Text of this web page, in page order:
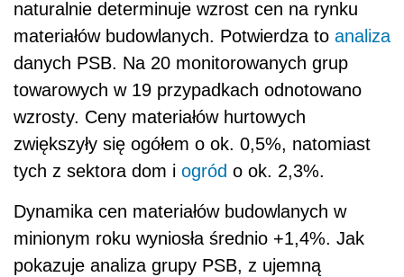
naturalnie determinuje wzrost cen na rynku
materiałów budowlanych. Potwierdza to analiza
danych PSB. Na 20 monitorowanych grup
towarowych w 19 przypadkach odnotowano
wzrosty. Ceny materiałów hurtowych
zwiększyły się ogółem o ok. 0,5%, natomiast
tych z sektora dom i ogród o ok. 2,3%.
Dynamika cen materiałów budowlanych w
minionym roku wyniosła średnio +1,4%. Jak
pokazuje analiza grupy PSB, z ujemną